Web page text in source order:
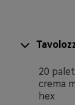
20
crema
hex